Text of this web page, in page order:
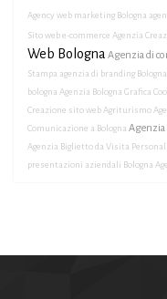
Agency web marketing Bologna
Sito web e-commerce Agenzia
Web Bologna Agenzia di
Stampa agenzia di branding Bologna
bologna Agenzia Bologna Grafica
Creazione sito web Agriturismo
Comunicazione a Bologna Agenzia
Agenzia Biglietto da Visita
presentazioni aziendali Bologna